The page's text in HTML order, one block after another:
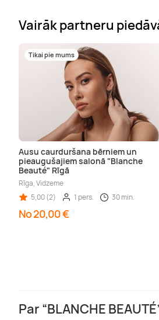
Vairāk partneru
Tikai pie mums
Ausu caurduršana bērniem un
pieaugušajiem salonā "Blanche
Beauté" Rīgā
Rīga, Vidzeme
5,00 (2)
1 pers. 30 min.
No 20,00 €
Par “BLANCHE